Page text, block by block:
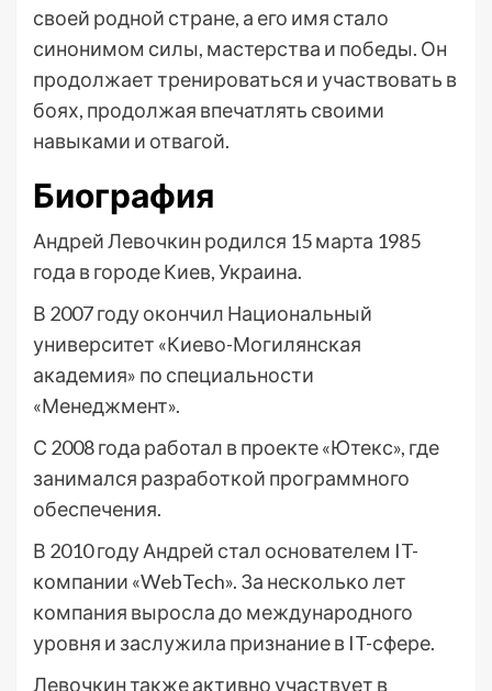
своей родной стране, а его имя стало
синонимом силы, мастерства и победы. Он
продолжает тренироваться и участвовать в
боях, продолжая впечатлять своими
навыками и отвагой.
Биография
Андрей Левочкин родился 15 марта 1985
года в городе Киев, Украина.
В 2007 году окончил Национальный
университет «Киево-Могилянская
академия» по специальности
«Менеджмент».
С 2008 года работал в проекте «Ютекс», где
занимался разработкой программного
обеспечения.
В 2010 году Андрей стал основателем IT-
компании «WebTech». За несколько лет
компания выросла до международного
уровня и заслужила признание в IT-сфере.
Левочкин также активно участвует в